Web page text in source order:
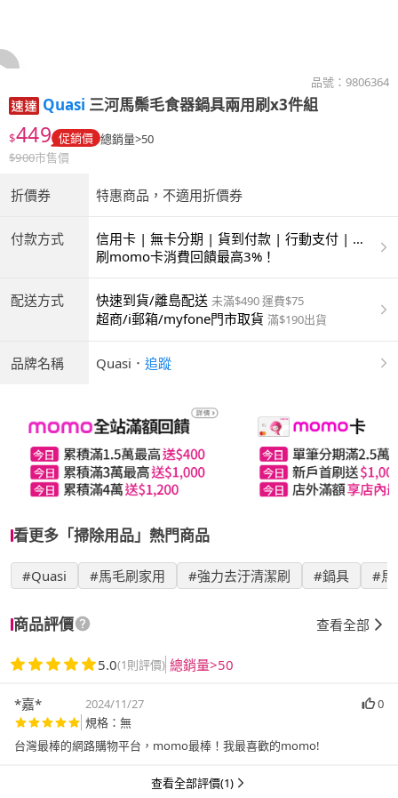
品號： 9806364
Quasi 三河馬鬃毛食器鍋具兩用刷x3件組
$449 促銷價 總銷量>50
$900市售價
折價券 特惠商品，不適用折價券
付款方式
信用卡 | 無卡分期 | 貨到付款 | 行動支付 | 超
商付款 | ATM | 銀聯卡
刷momo卡消費回饋最高3%！
配送方式 快速到貨/離島配送 未滿$490 運費$75
超商/i郵箱/myfone門市取貨 滿$190出貨
品牌名稱 Quasi ． 追蹤
看更多「掃除用品」熱門商品
#Quasi #馬毛刷家用 #強力去汙清潔刷 #鍋具 #馬
商品評價 查看全部
5.0(1則評價) 總銷量>50
*嘉* 2024/11/27
0
規格：無
台灣最棒的網路購物平台，momo最棒！我最喜歡的momo!
查看全部評價(1)